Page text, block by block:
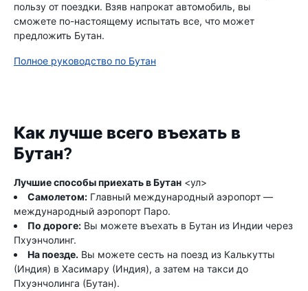
пользу от поездки. Взяв напрокат автомобиль, вы
сможете по-настоящему испытать все, что может
предложить Бутан.
Полное руководство по Бутан
Как лучше всего въехать в
Бутан?
Лучшие способы приехать в Бутан <ул>
Самолетом: Главный международный аэропорт —
международный аэропорт Паро.
По дороге: Вы можете въехать в Бутан из Индии через
Пхуэнчолинг.
На поезде. Вы можете сесть на поезд из Калькутты
(Индия) в Хасимару (Индия), а затем на такси до
Пхуэнчолинга (Бутан).